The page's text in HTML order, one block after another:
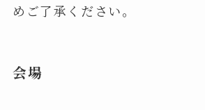
めご了承ください。
会場